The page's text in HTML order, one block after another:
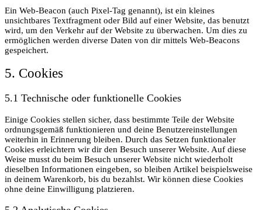
Ein Web-Beacon (auch Pixel-Tag genannt), ist ein kleines
unsichtbares Textfragment oder Bild auf einer Website, das benutzt
wird, um den Verkehr auf der Website zu überwachen. Um dies zu
ermöglichen werden diverse Daten von dir mittels Web-Beacons
gespeichert.
5. Cookies
5.1 Technische oder funktionelle Cookies
Einige Cookies stellen sicher, dass bestimmte Teile der Website
ordnungsgemäß funktionieren und deine Benutzereinstellungen
weiterhin in Erinnerung bleiben. Durch das Setzen funktionaler
Cookies erleichtern wir dir den Besuch unserer Website. Auf diese
Weise musst du beim Besuch unserer Website nicht wiederholt
dieselben Informationen eingeben, so bleiben Artikel beispielsweise
in deinem Warenkorb, bis du bezahlst. Wir können diese Cookies
ohne deine Einwilligung platzieren.